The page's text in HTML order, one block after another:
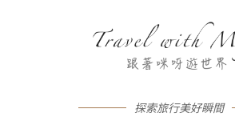
探索旅行美好瞬間